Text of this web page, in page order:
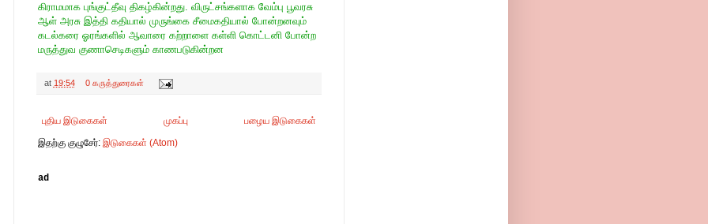
கிராமமாக புங்குட்தீவு திகழ்கின்றது. விருட்சங்களாக வேம்பு பூவரசு
ஆள் அரசு இத்தி கதியால் முருங்கை சீமைகதியால் போன்றனவும்
கடல்கரை ஓரங்களில் ஆவாரை கற்றாளை கள்ளி கொட்டனி போன்ற
மருத்துவ குணாசெடிகளும் காணபடுகின்றன
at 19:54 0 கருத்துரைகள்
புதிய இடுகைகள் பழைய இடுகைகள்
முகப்பு
இதற்கு குழுசேர்: இடுகைகள் (Atom)
ad